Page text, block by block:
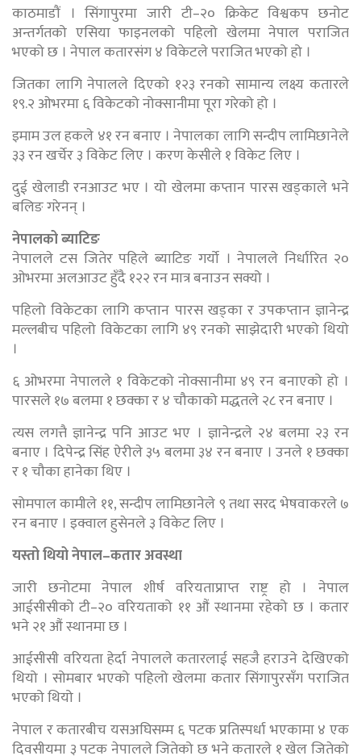
काठमाडौं । सिंगापुरमा जारी टी–२० क्रिकेट विश्वकप छनोट
अन्तर्गतको एसिया फाइनलको पहिलो खेलमा नेपाल पराजित
भएको छ । नेपाल कतारसंग ४ विकेटले पराजित भएको हो ।
जितका लागि नेपालले दिएको १२३ रनको सामान्य लक्ष्य कतारले
१९.२ ओभरमा ६ विकेटको नोक्सानीमा पूरा गरेको हो ।
इमाम उल हकले ४१ रन बनाए । नेपालका लागि सन्दीप लामिछानेले
३३ रन खर्चेर ३ विकेट लिए । करण केसीले १ विकेट लिए ।
दुई खेलाडी रनआउट भए । यो खेलमा कप्तान पारस खड्काले भने
बलिङ गरेनन् ।
नेपालको ब्याटिङ
नेपालले टस जितेर पहिले ब्याटिङ गर्यो । नेपालले निर्धारित २०
ओभरमा अलआउट हुँदै १२२ रन मात्र बनाउन सक्यो ।
पहिलो विकेटका लागि कप्तान पारस खड्का र उपकप्तान ज्ञानेन्द्र
मल्लबीच पहिलो विकेटका लागि ४९ रनको साझेदारी भएको थियो
।
६ ओभरमा नेपालले १ विकेटको नोक्सानीमा ४९ रन बनाएको हो ।
पारसले १७ बलमा १ छक्का र ४ चौकाको मद्धतले २८ रन बनाए ।
त्यस लगत्तै ज्ञानेन्द्र पनि आउट भए । ज्ञानेन्द्रले २४ बलमा २३ रन
बनाए । दिपेन्द्र सिंह ऐरीले ३५ बलमा ३४ रन बनाए । उनले १ छक्का
र १ चौका हानेका थिए ।
सोमपाल कामीले ११, सन्दीप लामिछानेले ९ तथा सरद भेषवाकरले ७
रन बनाए । इक्वाल हुसेनले ३ विकेट लिए ।
यस्तो थियो नेपाल–कतार अवस्था
जारी छनोटमा नेपाल शीर्ष वरियताप्राप्त राष्ट्र हो । नेपाल
आईसीसीको टी–२० वरियताको ११ औं स्थानमा रहेको छ । कतार
भने २१ औं स्थानमा छ ।
आईसीसी वरियता हेर्दा नेपालले कतारलाई सहजै हराउने देखिएको
थियो । सोमबार भएको पहिलो खेलमा कतार सिंगापुरसँग पराजित
भएको थियो ।
नेपाल र कतारबीच यसअघिसम्म ६ पटक प्रतिस्पर्धा भएकामा ४ एक
दिवसीयमा ३ पटक नेपालले जितेको छ भने कतारले १ खेल जितेको